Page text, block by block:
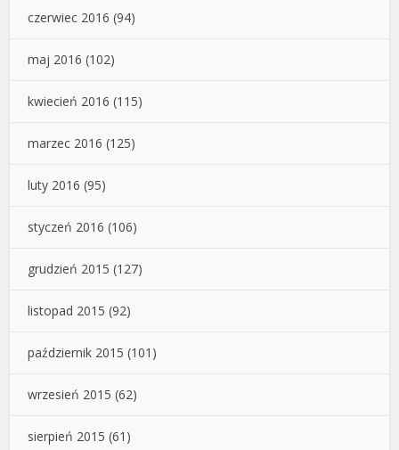
czerwiec 2016 (94)
maj 2016 (102)
kwiecień 2016 (115)
marzec 2016 (125)
luty 2016 (95)
styczeń 2016 (106)
grudzień 2015 (127)
listopad 2015 (92)
październik 2015 (101)
wrzesień 2015 (62)
sierpień 2015 (61)